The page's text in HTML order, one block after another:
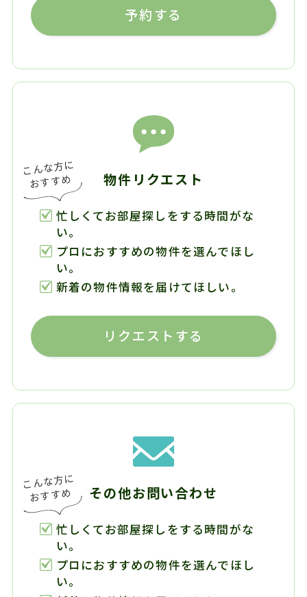
予約する
物件リクエスト
忙しくてお部屋探しをする時間がな
い。
プロにおすすめの物件を選んでほし
い。
新着の物件情報を届けてほしい。
リクエストする
その他お問い合わせ
忙しくてお部屋探しをする時間がな
い。
プロにおすすめの物件を選んでほし
い。